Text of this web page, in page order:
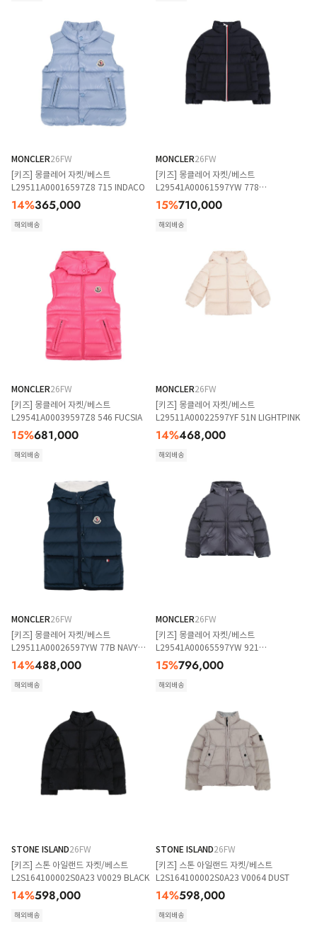
MONCLER26FW
[키즈] 몽클레어 자켓/베스트
L29511A00016597Z8 715 INDACO
14%365,000
해외배송
MONCLER26FW
[키즈] 몽클레어 자켓/베스트
L29541A00061597YW 778
NAVYBLUE
15%710,000
해외배송
MONCLER26FW
[키즈] 몽클레어 자켓/베스트
L29541A00039597Z8 546 FUCSIA
15%681,000
해외배송
MONCLER26FW
[키즈] 몽클레어 자켓/베스트
L29511A00022597YF 51N LIGHTPINK
14%468,000
해외배송
MONCLER26FW
[키즈] 몽클레어 자켓/베스트
L29511A00026597YW 77B NAVY
BLUE
14%488,000
해외배송
MONCLER26FW
[키즈] 몽클레어 자켓/베스트
L29541A00065597YW 921
DARKGREY
15%796,000
해외배송
STONE ISLAND26FW
[키즈] 스톤 아일랜드 자켓/베스트
L2S164100002S0A23 V0029 BLACK
14%598,000
해외배송
STONE ISLAND26FW
[키즈] 스톤 아일랜드 자켓/베스트
L2S164100002S0A23 V0064 DUST
14%598,000
해외배송